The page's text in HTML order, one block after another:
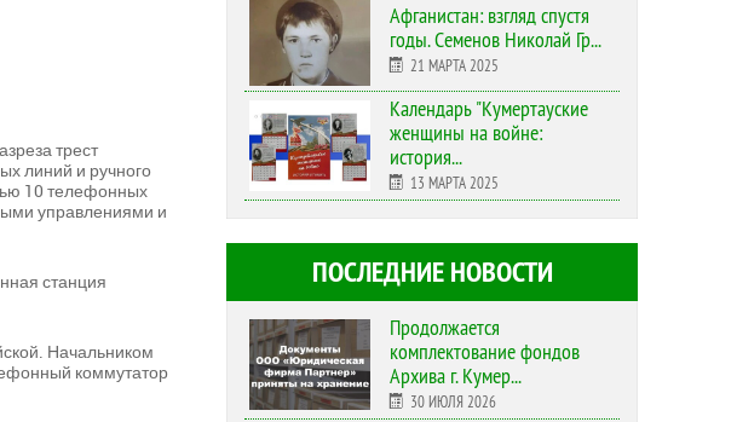
трест
линий и ручного
10 телефонных
управлениями и
станция
Начальником
коммутатор
Афганистан: взгляд спустя
годы. Семенов Николай Гр...
21 МАРТА 2025
Календарь "Кумертауские
женщины на войне:
история...
13 МАРТА 2025
ПОСЛЕДНИЕ НОВОСТИ
Продолжается
комплектование фондов
Архива г. Кумер...
30 ИЮЛЯ 2026